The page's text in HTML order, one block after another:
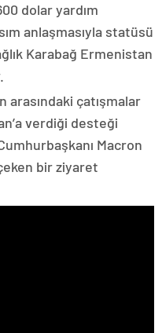
dolar yardım
anlaşmasıyla statüsü
Karabağ Ermenistan
çatışmalar
verdiği desteği
Macron
bir ziyaret